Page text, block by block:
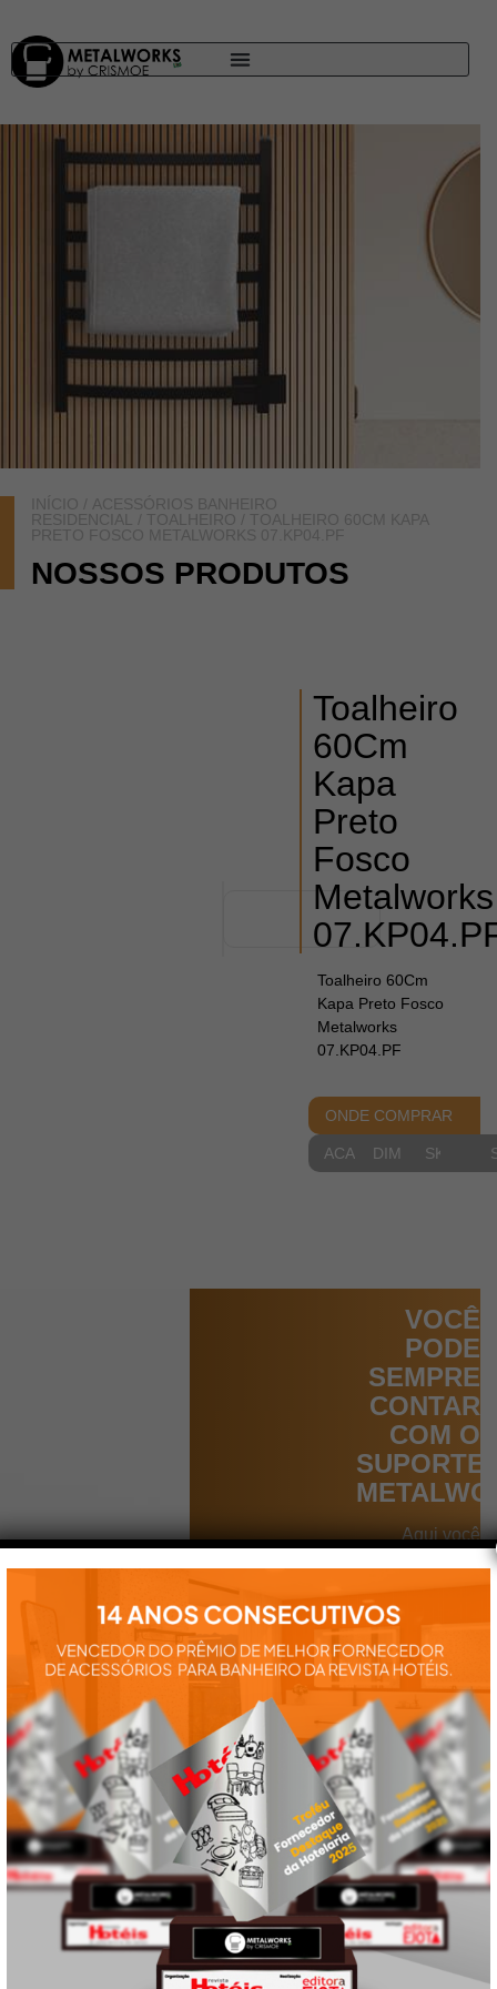
INÍCIO / ACESSÓRIOS BANHEIRO
RESIDENCIAL
/ TOALHEIRO / TOALHEIRO 60CM KAPA
PRETO FOSCO METALWORKS 07.KP04.PF
NOSSOS PRODUTOS
Toalheiro
60Cm
Kapa
Preto
Fosco
Metalworks
Toalheiro 60Cm
Kapa Preto Fosco
Metalworks
07.KP04.PF
ONDE COMPRAR
ACABAMENTOS
DIMENSIONAIS
VOCÊ
PODE
SEMPRE
CONTAR
COM O
SUPORTE
Aqui você
encontra tudo
para a
utilização de
produtos:
manuais,
vídeos,
catálogos e
tudo mais que
precisa.
VEJA
TAMBÉM